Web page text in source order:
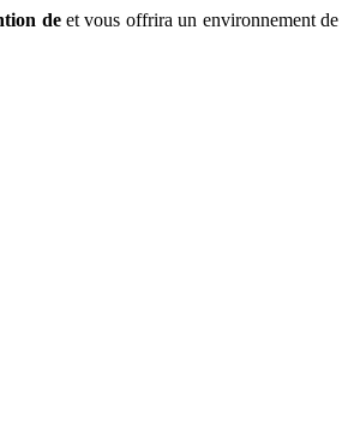
de et vous offrira un environnement de